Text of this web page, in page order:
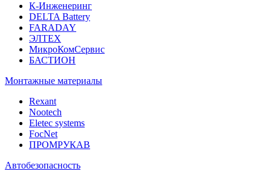
К-Инженеринг
DELTA Battery
FARADAY
ЭЛТЕХ
МикроКомСервис
БАСТИОН
Монтажные материалы
Rexant
Nootech
Eletec systems
FocNet
ПРОМРУКАВ
Автобезопасность